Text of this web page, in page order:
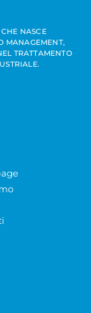
NASCE
MANAGEMENT,
TRATTAMENTO